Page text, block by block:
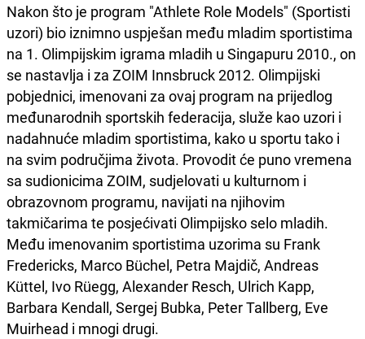
Nakon što je program "Athlete Role Models" (Sportisti
uzori) bio iznimno uspješan među mladim sportistima
na 1. Olimpijskim igrama mladih u Singapuru 2010., on
se nastavlja i za ZOIM Innsbruck 2012. Olimpijski
pobjednici, imenovani za ovaj program na prijedlog
međunarodnih sportskih federacija, služe kao uzori i
nadahnuće mladim sportistima, kako u sportu tako i
na svim područjima života. Provodit će puno vremena
sa sudionicima ZOIM, sudjelovati u kulturnom i
obrazovnom programu, navijati na njihovim
takmičarima te posjećivati Olimpijsko selo mladih.
Među imenovanim sportistima uzorima su Frank
Fredericks, Marco Büchel, Petra Majdič, Andreas
Küttel, Ivo Rüegg, Alexander Resch, Ulrich Kapp,
Barbara Kendall, Sergej Bubka, Peter Tallberg, Eve
Muirhead i mnogi drugi.